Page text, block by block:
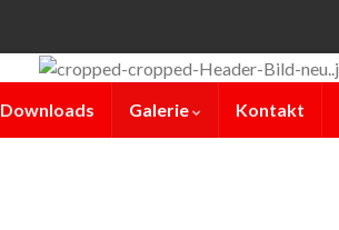
Downloads Galerie Kontakt